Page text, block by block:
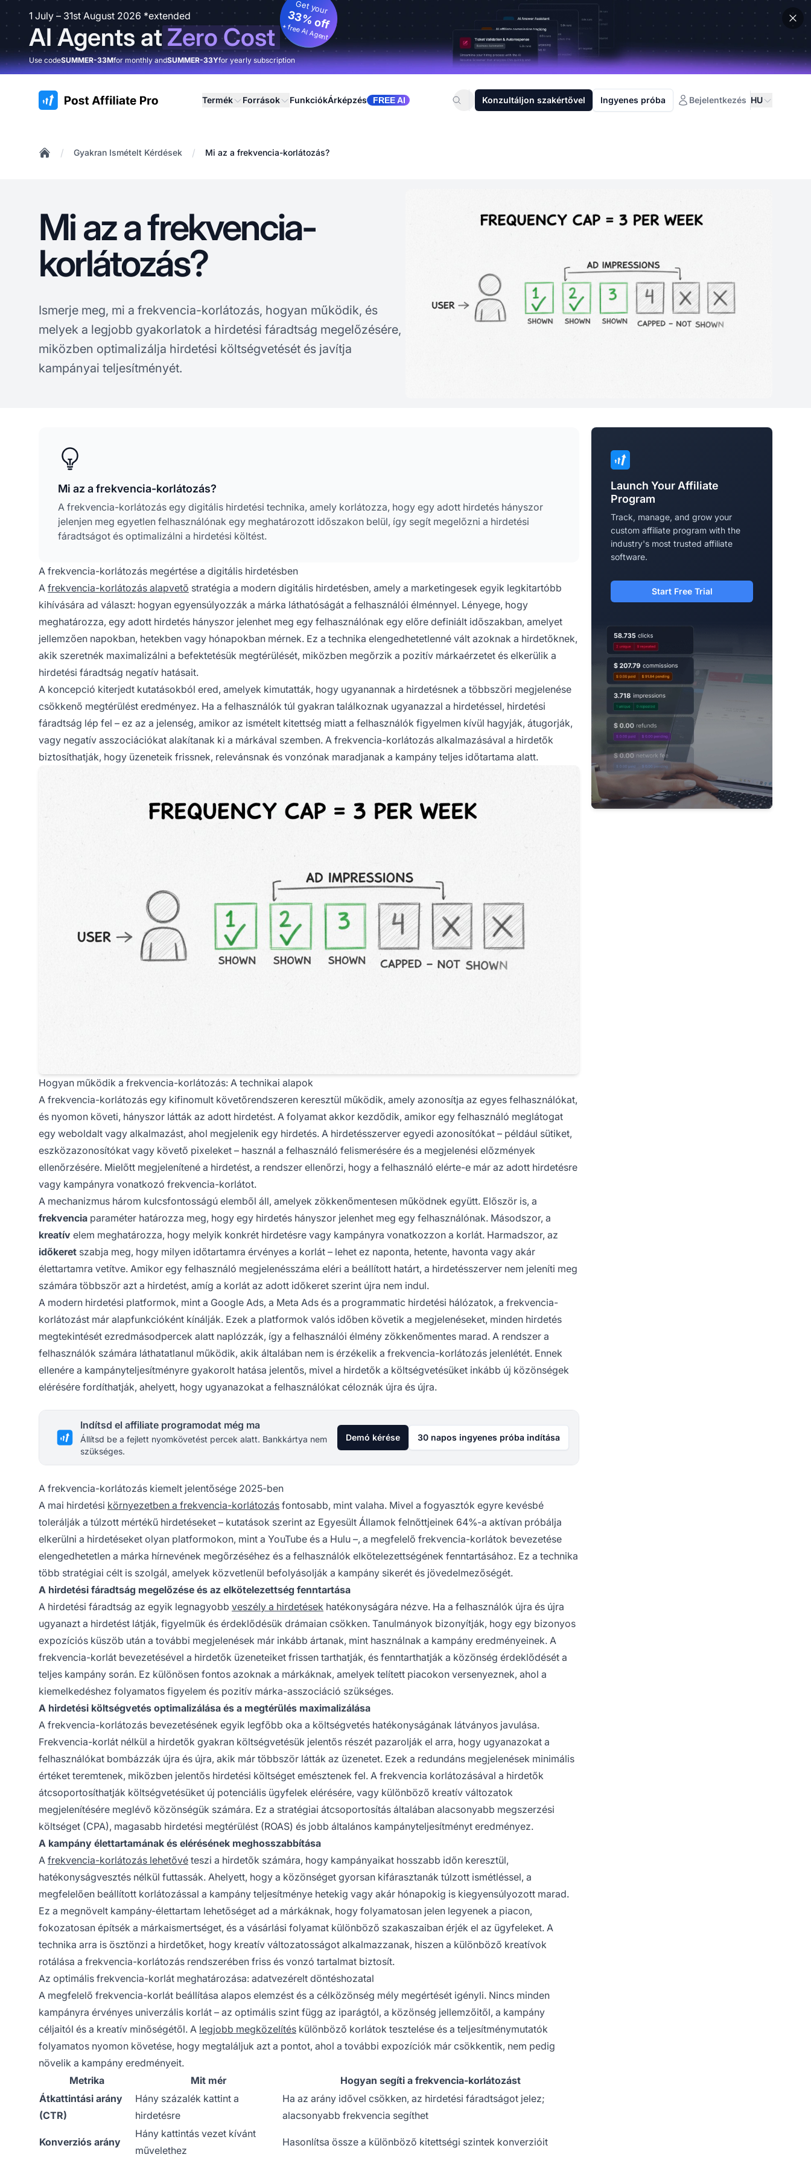
1 July – 31st August 2026 *extended
AI Agents atZero Cost
Get your
33% off
+ free AI Agent
Use codeSUMMER-33Mfor monthly andSUMMER-33Yfor yearly subscription
:site.title Termék Források FunkciókÁrképzés FREE AI Konzultáljon szakértővel Ingyenes próba Bejelentkezés HU
/ Gyakran Ismételt Kérdések / Mi az a frekvencia-korlátozás?
Mi az a frekvencia-
korlátozás?
Ismerje meg, mi a frekvencia-korlátozás, hogyan működik, és
melyek a legjobb gyakorlatok a hirdetési fáradtság megelőzésére,
miközben optimalizálja hirdetési költségvetését és javítja
kampányai teljesítményét.
Mi az a frekvencia-korlátozás?
A frekvencia-korlátozás egy digitális hirdetési technika, amely korlátozza, hogy egy adott hirdetés hányszor
jelenjen meg egyetlen felhasználónak egy meghatározott időszakon belül, így segít megelőzni a hirdetési
fáradtságot és optimalizálni a hirdetési költést.
A frekvencia-korlátozás megértése a digitális hirdetésben
A frekvencia-korlátozás alapvető stratégia a modern digitális hirdetésben, amely a marketingesek egyik legkitartóbb
kihívására ad választ: hogyan egyensúlyozzák a márka láthatóságát a felhasználói élménnyel. Lényege, hogy
meghatározza, egy adott hirdetés hányszor jelenhet meg egy felhasználónak egy előre definiált időszakban, amelyet
jellemzően napokban, hetekben vagy hónapokban mérnek. Ez a technika elengedhetetlenné vált azoknak a hirdetőknek,
akik szeretnék maximalizálni a befektetésük megtérülését, miközben megőrzik a pozitív márkaérzetet és elkerülik a
hirdetési fáradtság negatív hatásait.
A koncepció kiterjedt kutatásokból ered, amelyek kimutatták, hogy ugyanannak a hirdetésnek a többszöri megjelenése
csökkenő megtérülést eredményez. Ha a felhasználók túl gyakran találkoznak ugyanazzal a hirdetéssel, hirdetési
fáradtság lép fel – ez az a jelenség, amikor az ismételt kitettség miatt a felhasználók figyelmen kívül hagyják, átugorják,
vagy negatív asszociációkat alakítanak ki a márkával szemben. A frekvencia-korlátozás alkalmazásával a hirdetők
biztosíthatják, hogy üzeneteik frissnek, relevánsnak és vonzónak maradjanak a kampány teljes időtartama alatt.
Hogyan működik a frekvencia-korlátozás: A technikai alapok
A frekvencia-korlátozás egy kifinomult követőrendszeren keresztül működik, amely azonosítja az egyes felhasználókat,
és nyomon követi, hányszor látták az adott hirdetést. A folyamat akkor kezdődik, amikor egy felhasználó meglátogat
egy weboldalt vagy alkalmazást, ahol megjelenik egy hirdetés. A hirdetésszerver egyedi azonosítókat – például sütiket,
eszközazonosítókat vagy követő pixeleket – használ a felhasználó felismerésére és a megjelenési előzmények
ellenőrzésére. Mielőtt megjelenítené a hirdetést, a rendszer ellenőrzi, hogy a felhasználó elérte-e már az adott hirdetésre
vagy kampányra vonatkozó frekvencia-korlátot.
A mechanizmus három kulcsfontosságú elemből áll, amelyek zökkenőmentesen működnek együtt. Először is, a
frekvencia paraméter határozza meg, hogy egy hirdetés hányszor jelenhet meg egy felhasználónak. Másodszor, a
kreatív elem meghatározza, hogy melyik konkrét hirdetésre vagy kampányra vonatkozzon a korlát. Harmadszor, az
időkeret szabja meg, hogy milyen időtartamra érvényes a korlát – lehet ez naponta, hetente, havonta vagy akár
élettartamra vetítve. Amikor egy felhasználó megjelenésszáma eléri a beállított határt, a hirdetésszerver nem jeleníti meg
számára többször azt a hirdetést, amíg a korlát az adott időkeret szerint újra nem indul.
A modern hirdetési platformok, mint a Google Ads, a Meta Ads és a programmatic hirdetési hálózatok, a frekvencia-
korlátozást már alapfunkcióként kínálják. Ezek a platformok valós időben követik a megjelenéseket, minden hirdetés
megtekintését ezredmásodpercek alatt naplózzák, így a felhasználói élmény zökkenőmentes marad. A rendszer a
felhasználók számára láthatatlanul működik, akik általában nem is érzékelik a frekvencia-korlátozás jelenlétét. Ennek
ellenére a kampányteljesítményre gyakorolt hatása jelentős, mivel a hirdetők a költségvetésüket inkább új közönségek
elérésére fordíthatják, ahelyett, hogy ugyanazokat a felhasználókat céloznák újra és újra.
Indítsd el affiliate programodat még ma
Állítsd be a fejlett nyomkövetést percek alatt. Bankkártya nem
szükséges.
Demó kérése 30 napos ingyenes próba indítása
A frekvencia-korlátozás kiemelt jelentősége 2025-ben
A mai hirdetési környezetben a frekvencia-korlátozás fontosabb, mint valaha. Mivel a fogyasztók egyre kevésbé
tolerálják a túlzott mértékű hirdetéseket – kutatások szerint az Egyesült Államok felnőttjeinek 64%-a aktívan próbálja
elkerülni a hirdetéseket olyan platformokon, mint a YouTube és a Hulu –, a megfelelő frekvencia-korlátok bevezetése
elengedhetetlen a márka hírnevének megőrzéséhez és a felhasználók elkötelezettségének fenntartásához. Ez a technika
több stratégiai célt is szolgál, amelyek közvetlenül befolyásolják a kampány sikerét és jövedelmezőségét.
A hirdetési fáradtság megelőzése és az elkötelezettség fenntartása
A hirdetési fáradtság az egyik legnagyobb veszély a hirdetések hatékonyságára nézve. Ha a felhasználók újra és újra
ugyanazt a hirdetést látják, figyelmük és érdeklődésük drámaian csökken. Tanulmányok bizonyítják, hogy egy bizonyos
expozíciós küszöb után a további megjelenések már inkább ártanak, mint használnak a kampány eredményeinek. A
frekvencia-korlát bevezetésével a hirdetők üzeneteiket frissen tarthatják, és fenntarthatják a közönség érdeklődését a
teljes kampány során. Ez különösen fontos azoknak a márkáknak, amelyek telített piacokon versenyeznek, ahol a
kiemelkedéshez folyamatos figyelem és pozitív márka-asszociáció szükséges.
A hirdetési költségvetés optimalizálása és a megtérülés maximalizálása
A frekvencia-korlátozás bevezetésének egyik legfőbb oka a költségvetés hatékonyságának látványos javulása.
Frekvencia-korlát nélkül a hirdetők gyakran költségvetésük jelentős részét pazarolják el arra, hogy ugyanazokat a
felhasználókat bombázzák újra és újra, akik már többször látták az üzenetet. Ezek a redundáns megjelenések minimális
értéket teremtenek, miközben jelentős hirdetési költséget emésztenek fel. A frekvencia korlátozásával a hirdetők
átcsoportosíthatják költségvetésüket új potenciális ügyfelek elérésére, vagy különböző kreatív változatok
megjelenítésére meglévő közönségük számára. Ez a stratégiai átcsoportosítás általában alacsonyabb megszerzési
költséget (CPA), magasabb hirdetési megtérülést (ROAS) és jobb általános kampányteljesítményt eredményez.
A kampány élettartamának és elérésének meghosszabbítása
A frekvencia-korlátozás lehetővé teszi a hirdetők számára, hogy kampányaikat hosszabb időn keresztül,
hatékonyságvesztés nélkül futtassák. Ahelyett, hogy a közönséget gyorsan kifárasztanák túlzott ismétléssel, a
megfelelően beállított korlátozással a kampány teljesítménye hetekig vagy akár hónapokig is kiegyensúlyozott marad.
Ez a megnövelt kampány-élettartam lehetőséget ad a márkáknak, hogy folyamatosan jelen legyenek a piacon,
fokozatosan építsék a márkaismertséget, és a vásárlási folyamat különböző szakaszaiban érjék el az ügyfeleket. A
technika arra is ösztönzi a hirdetőket, hogy kreatív változatosságot alkalmazzanak, hiszen a különböző kreatívok
rotálása a frekvencia-korlátozás rendszerében friss és vonzó tartalmat biztosít.
Az optimális frekvencia-korlát meghatározása: adatvezérelt döntéshozatal
A megfelelő frekvencia-korlát beállítása alapos elemzést és a célközönség mély megértését igényli. Nincs minden
kampányra érvényes univerzális korlát – az optimális szint függ az iparágtól, a közönség jellemzőitől, a kampány
céljaitól és a kreatív minőségétől. A legjobb megközelítés különböző korlátok tesztelése és a teljesítménymutatók
folyamatos nyomon követése, hogy megtaláljuk azt a pontot, ahol a további expozíciók már csökkentik, nem pedig
növelik a kampány eredményeit.
Metrika
Mit mér
Hogyan segíti a frekvencia-korlátozást
Átkattintási arány
(CTR)
Hány százalék kattint a
hirdetésre
Ha az arány idővel csökken, az hirdetési fáradtságot jelez;
alacsonyabb frekvencia segíthet
Konverziós arány
Hány kattintás vezet kívánt
művelethez
Hasonlítsa össze a különböző kitettségi szintek konverzióit
Launch Your Affiliate
Program
Track, manage, and grow your
custom affiliate program with the
industry's most trusted affiliate
software.
Start Free Trial